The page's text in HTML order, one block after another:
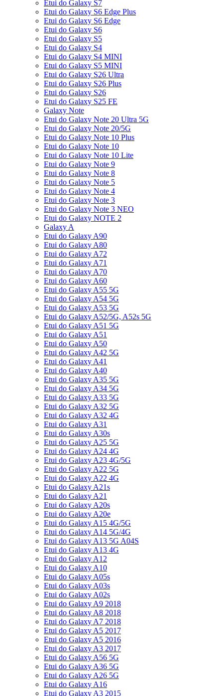
Etui do Galaxy S7
Etui do Galaxy S6 Edge Plus
Etui do Galaxy S6 Edge
Etui do Galaxy S6
Etui do Galaxy S5
Etui do Galaxy S4
Etui do Galaxy S4 MINI
Etui do Galaxy S5 MINI
Etui do Galaxy S26 Ultra
Etui do Galaxy S26 Plus
Etui do Galaxy S26
Etui do Galaxy S25 FE
Galaxy Note
Etui do Galaxy Note 20 Ultra 5G
Etui do Galaxy Note 20/5G
Etui do Galaxy Note 10 Plus
Etui do Galaxy Note 10
Etui do Galaxy Note 10 Lite
Etui do Galaxy Note 9
Etui do Galaxy Note 8
Etui do Galaxy Note 5
Etui do Galaxy Note 4
Etui do Galaxy Note 3
Etui do Galaxy Note 3 NEO
Etui do Galaxy NOTE 2
Galaxy A
Etui do Galaxy A90
Etui do Galaxy A80
Etui do Galaxy A72
Etui do Galaxy A71
Etui do Galaxy A70
Etui do Galaxy A60
Etui do Galaxy A55 5G
Etui do Galaxy A54 5G
Etui do Galaxy A53 5G
Etui do Galaxy A52/5G, A52s 5G
Etui do Galaxy A51 5G
Etui do Galaxy A51
Etui do Galaxy A50
Etui do Galaxy A42 5G
Etui do Galaxy A41
Etui do Galaxy A40
Etui do Galaxy A35 5G
Etui do Galaxy A34 5G
Etui do Galaxy A33 5G
Etui do Galaxy A32 5G
Etui do Galaxy A32 4G
Etui do Galaxy A31
Etui do Galaxy A30s
Etui do Galaxy A25 5G
Etui do Galaxy A24 4G
Etui do Galaxy A23 4G/5G
Etui do Galaxy A22 5G
Etui do Galaxy A22 4G
Etui do Galaxy A21s
Etui do Galaxy A21
Etui do Galaxy A20s
Etui do Galaxy A20e
Etui do Galaxy A15 4G/5G
Etui do Galaxy A14 5G/4G
Etui do Galaxy A13 5G A04S
Etui do Galaxy A13 4G
Etui do Galaxy A12
Etui do Galaxy A10
Etui do Galaxy A05s
Etui do Galaxy A03s
Etui do Galaxy A02s
Etui do Galaxy A9 2018
Etui do Galaxy A8 2018
Etui do Galaxy A7 2018
Etui do Galaxy A5 2017
Etui do Galaxy A5 2016
Etui do Galaxy A3 2017
Etui do Galaxy A56 5G
Etui do Galaxy A36 5G
Etui do Galaxy A26 5G
Etui do Galaxy A16
Etui do Galaxy A3 2015